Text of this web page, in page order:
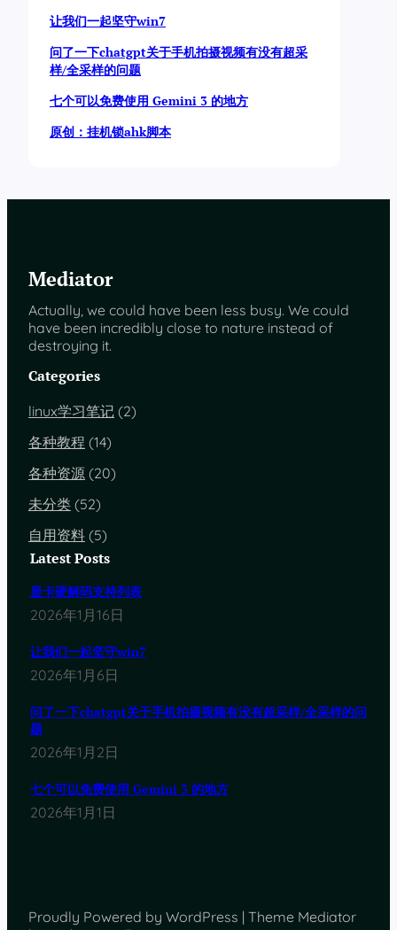
让我们一起坚守win7
问了一下chatgpt关于手机拍摄视频有没有超采
样/全采样的问题
七个可以免费使用 Gemini 3 的地方
原创：挂机锁ahk脚本
Mediator
Actually, we could have been less busy. We could
have been incredibly close to nature instead of
destroying it.
Categories
linux学习笔记 (2)
各种教程 (14)
各种资源 (20)
未分类 (52)
自用资料 (5)
Latest Posts
显卡硬解码支持列表
2026年1月16日
让我们一起坚守win7
2026年1月6日
问了一下chatgpt关于手机拍摄视频有没有超采样/全采样的问
题
2026年1月2日
七个可以免费使用 Gemini 3 的地方
2026年1月1日
Proudly Powered by WordPress | Theme Mediator